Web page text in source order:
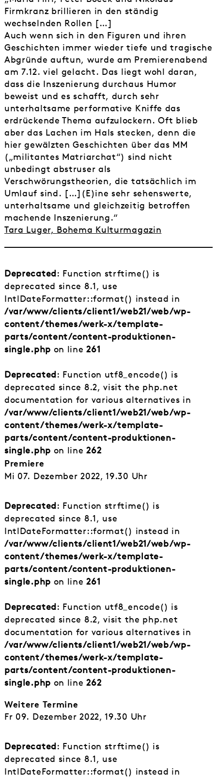
Firmkranz brillieren in den ständig
wechselnden Rollen […]
Auch wenn sich in den Figuren und ihren
Geschichten immer wieder tiefe und tragische
Abgründe auftun, wurde am Premierenabend
am 7.12. viel gelacht. Das liegt wohl daran,
dass die Inszenierung durchaus Humor
beweist und es schafft, durch sehr
unterhaltsame performative Kniffe das
erdrückende Thema aufzulockern. Oft blieb
aber das Lachen im Hals stecken, denn die
hier gewälzten Geschichten über das MM
(„militantes Matriarchat“) sind nicht
unbedingt abstruser als
Verschwörungstheorien, die tatsächlich im
Umlauf sind. […](E)ine sehr sehenswerte,
unterhaltsame und gleichzeitig betroffen
machende Inszenierung.“
Tara Luger, Bohema Kulturmagazin
Deprecated: Function strftime() is
deprecated since 8.1, use
IntlDateFormatter::format() instead in
/var/www/clients/client1/web21/web/wp-
content/themes/werk-x/template-
parts/content/content-produktionen-
single.php on line261
Deprecated: Function utf8_encode() is
deprecated since 8.2, visit the php.net
documentation for various alternatives in
/var/www/clients/client1/web21/web/wp-
content/themes/werk-x/template-
parts/content/content-produktionen-
single.php on line262
Premiere
Mi 07. Dezember 2022, 19.30 Uhr
Deprecated: Function strftime() is
deprecated since 8.1, use
IntlDateFormatter::format() instead in
/var/www/clients/client1/web21/web/wp-
content/themes/werk-x/template-
parts/content/content-produktionen-
single.php on line261
Deprecated: Function utf8_encode() is
deprecated since 8.2, visit the php.net
documentation for various alternatives in
/var/www/clients/client1/web21/web/wp-
content/themes/werk-x/template-
parts/content/content-produktionen-
single.php on line262
Weitere Termine
Fr 09. Dezember 2022, 19.30 Uhr
Deprecated: Function strftime() is
deprecated since 8.1, use
IntlDateFormatter::format() instead in